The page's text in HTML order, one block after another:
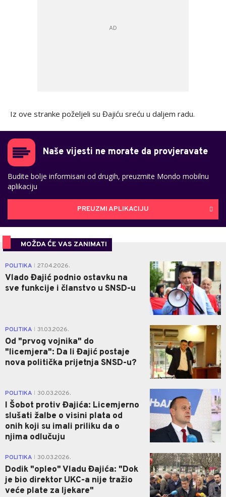
Iz ove stranke poželjeli su Đajiću sreću u daljem radu.
Naše vijesti ne morate da provjeravate
Budite bolje informisani od drugih, preuzmite Mondo mobilnu
aplikaciju
PREUZMI APLIKACIJU
MOŽDA ĆE VAS ZANIMATI
POLITIKA 27.04.2026.
Vlado Đajić podnio ostavku na
sve funkcije i članstvo u SNSD-u
0
POLITIKA 31.03.2026.
Od "prvog vojnika" do
"licemjera": Da li Đajić postaje
nova politička prijetnja SNSD-u?
0
POLITIKA 30.03.2026.
I Šobot protiv Đajića: Licemjerno
slušati žalbe o visini plata od
onih koji su imali priliku da o
njima odlučuju
1
POLITIKA 30.03.2026.
Dodik "opleo" Vladu Đajića: "Dok
je bio direktor UKC-a nije tražio
veće plate za ljekare"
1